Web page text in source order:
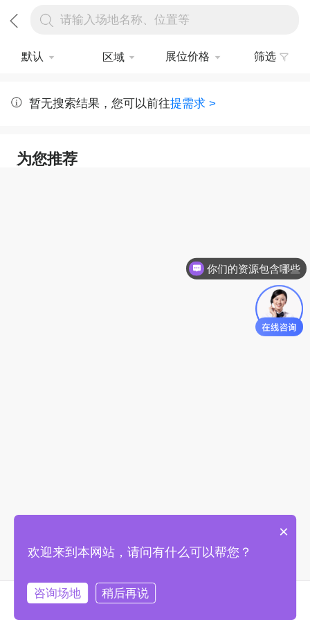
请输入场地名称、位置等
默认 区域 展位价格 筛选
暂无搜索结果，您可以前往提需求 >
为您推荐
你们的资源包含哪些
×
欢迎来到本网站，请问有什么可以帮您？
咨询场地 稍后再说